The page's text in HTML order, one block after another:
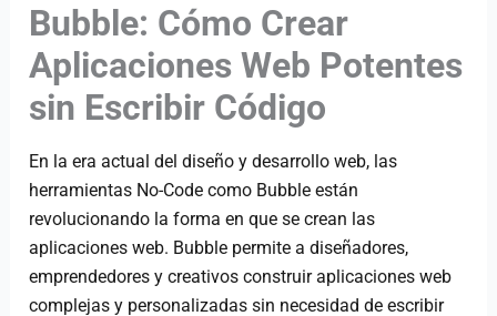
Bubble: Cómo Crear
Aplicaciones Web Potentes
sin Escribir Código
En la era actual del diseño y desarrollo web, las
herramientas No-Code como Bubble están
revolucionando la forma en que se crean las
aplicaciones web. Bubble permite a diseñadores,
emprendedores y creativos construir aplicaciones web
complejas y personalizadas sin necesidad de escribir